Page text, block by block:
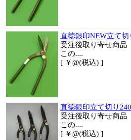
直徳銀印NEW立て切
受注後取り寄せ商品
この....
[ ￥@(税込) ]
直徳銀印立て切り
受注後取り寄せ商品
この....
[ ￥@(税込) ]